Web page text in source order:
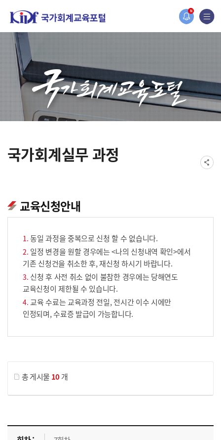
N
홈페이지가 새롭게 개편되었습니다.
한국조세재정연구원홈페이지가 새롭게 개설되었습니다.
국가회계실무 과정
교육신청안내
동일 과정을 중복으로 신청 할 수 없습니다.
일정 변경을 원할 경우에는 <나의 신청내역 확인>에서
기존 신청건을 취소한 후, 재신청 하시기 바랍니다.
신청 후 사전 취소 없이 불참한 경우에는 당해연도
교육신청이 제한될 수 있습니다.
교육 수료는 교육과정 전일, 전시간 이수 시에만
인정되며, 수료증 발급이 가능합니다.
총 게시물 10개
교육신청 목록을 나타낸 표로 회차, 지역, 접수기간, 교육기간, 교육장소, 신청인원/모집인원, 상태로 나뉘어 설명합니다.